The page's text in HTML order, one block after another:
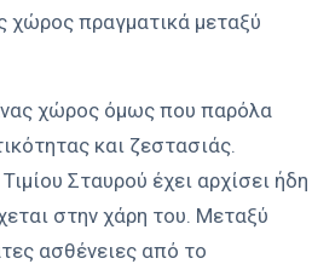
χώρος πραγματικά μεταξύ
χώρος όμως που παρόλα
και ζεστασιάς.
Σταυρού έχει αρχίσει ήδη
στην χάρη του. Μεταξύ
ασθένειες από το